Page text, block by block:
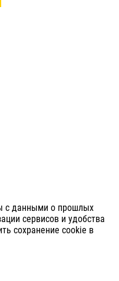
с данными о прошлых
сервисов и удобства
сохранение cookie в